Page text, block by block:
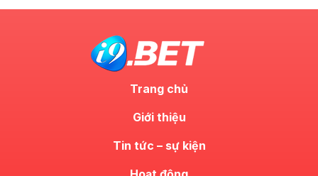
Trang chủ
Giới thiệu
Tin tức – sự kiện